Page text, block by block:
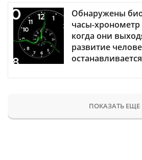
Обнаружены
часы-
когда они
развитие
останавливается
ПОКАЗАТЬ ЕЩЕ